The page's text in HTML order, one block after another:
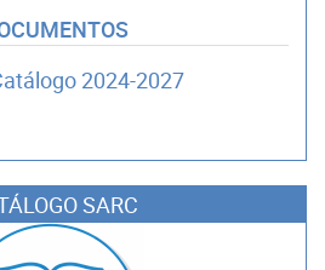
2024-2027
SARC